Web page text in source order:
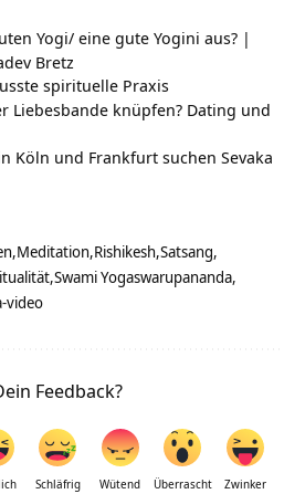
Yogi/ eine gute Yogini aus? |
Bretz
spirituelle Praxis
Liebesbande knüpfen? Dating und
Köln und Frankfurt suchen Sevaka
Meditation Rishikesh Satsang
Swami Yogaswarupananda
video
Feedback?
Schläfrig Wütend Überrascht Zwinker